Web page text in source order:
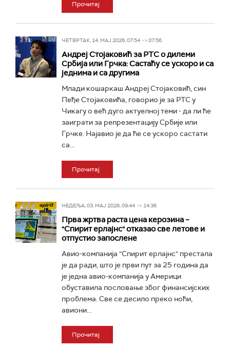
Прочитај
ЧЕТВРТАК, 14. МАЈ 2026, 07:54 -> 07:56
Андреј Стојаковић за РТС о дилеми
Србија или Грчка: Састаћу се ускоро и са
једнима и са другима
Млади кошаркаш Андреј Стојаковић, син
Пеђе Стојаковића, говорио је за РТС у
Чикагу о већ дуго актуелној теми - да ли ће
заиграти за репрезентацију Србије или
Грчке. Најавио је да ће се ускоро састати
са...
Прочитај
НЕДЕЉА, 03. МАЈ 2026, 09:44 -> 14:36
Прва жртва раста цена керозина –
"Спирит ерлајнс" отказао све летове и
отпустио запослене
Авио-компанија "Спирит ерлајнс" престала
je да ради, што је први пут за 25 година да
је једна авио-компанија у Америци
обуставила пословање због финансијских
проблема. Све се десило преко ноћи,
авиони...
Прочитај